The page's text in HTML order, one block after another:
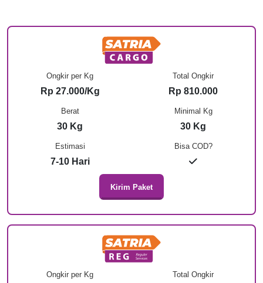
Bisa COD?
Ongkir per Kg
Rp 27.000/Kg
Total Ongkir
Rp 810.000
Berat
30 Kg
Minimal Kg
30 Kg
Estimasi
7-10 Hari
Kirim Paket
Ongkir per Kg Total Ongkir